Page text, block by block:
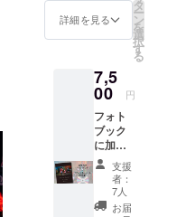
上げま
す！ S,
M, L, XL
べま
す。 背
中にツ
アー日
程入
り。 ※
色味は
画像と
多少変
わる可
詳細を見る
タ
ー
ン
を
選
択
す
る
7,5
00 円
フォト
ブック
に加え
て、
ヨー
ロッパ
ツアー
支援
者：
7人
お届